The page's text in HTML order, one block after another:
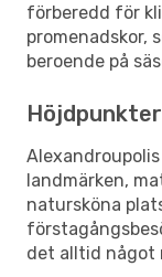
förberedd för
promenadskor,
beroende på
landmärken,
natursköna
det alltid något